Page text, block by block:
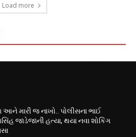
Load more
આને મારી જ નાખો.. પોલીસના ભાઈ
જાડેજાની હત્યા, થયા નવા શોકિંગ